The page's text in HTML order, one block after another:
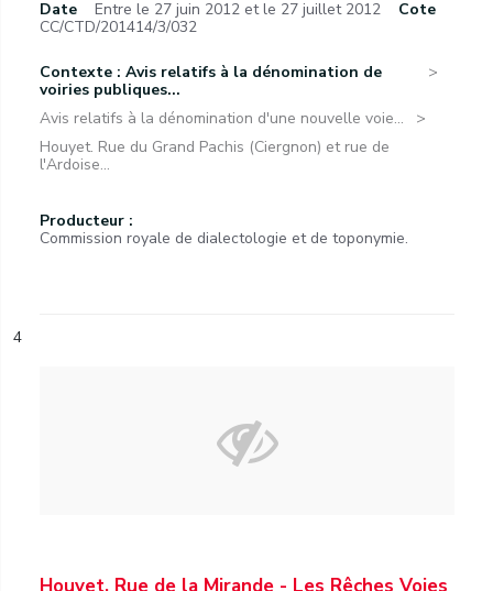
Date Entre le 27 juin 2012 et le 27 juillet 2012
Cote
CC/CTD/201414/3/032
Contexte : Avis relatifs à la dénomination de
voiries publiques...
Avis relatifs à la dénomination d'une nouvelle voie...
Houyet. Rue du Grand Pachis (Ciergnon) et rue de
l'Ardoise...
Producteur :
Commission royale de dialectologie et de toponymie.
4